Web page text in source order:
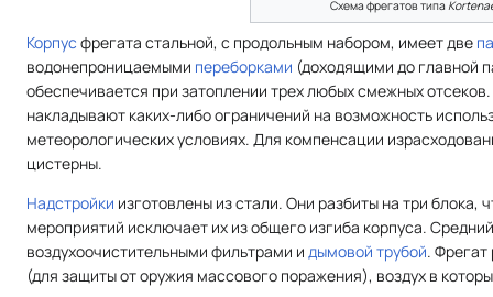
Схема фрегатов типа
Корпус фрегата стальной, с продольным набором, имеет две
водонепроницаемыми переборками (доходящими до главной
обеспечивается при затоплении трех любых смежных
накладывают каких-либо ограничений на возможность
метеорологических условиях. Для компенсации
цистерны.
Надстройки изготовлены из стали. Они разбиты на три блока,
мероприятий исключает их из общего изгиба корпуса.
воздухоочистительными фильтрами и дымовой трубой. Фрегат
(для защиты от оружия массового поражения), воздух в